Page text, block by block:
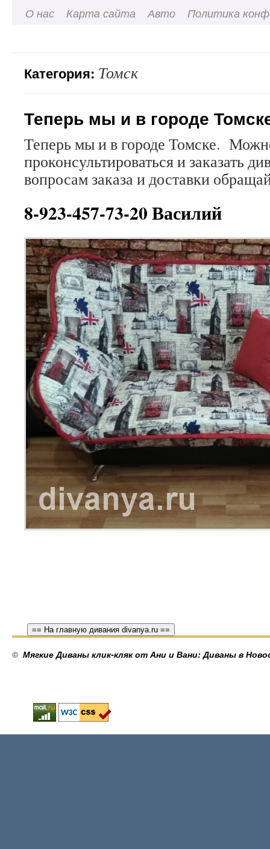
О нас
Карта сайта Авто Политика
Категория: Томск
Теперь мы и в городе
Теперь мы и в городе Томске.
проконсультироваться и заказать
вопросам заказа и доставки
8-923-457-73-20 Василий
== На главную дивания divanya.ru ==
© Мягкие Диваны клик-кляк от Ани и Вани: Диваны в